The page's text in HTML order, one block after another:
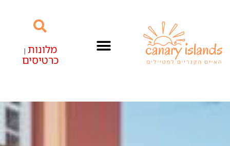
מלונות|
כרטיסים